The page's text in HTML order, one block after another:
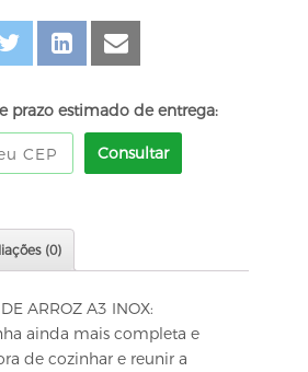
prazo estimado de entrega:
Consultar
(0)
ARROZ A3 INOX:
ainda mais completa e
de cozinhar e reunir a